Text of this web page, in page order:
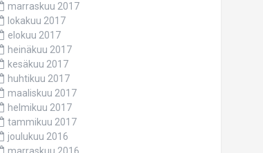
marraskuu 2017
lokakuu 2017
elokuu 2017
heinäkuu 2017
kesäkuu 2017
huhtikuu 2017
maaliskuu 2017
helmikuu 2017
tammikuu 2017
joulukuu 2016